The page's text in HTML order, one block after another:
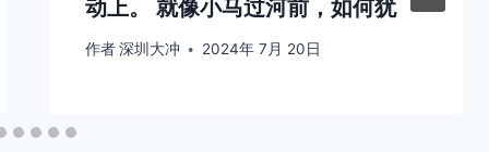
动上。 就像小马过河前，如何犹
作者 深圳大冲 2024年 7月 20日